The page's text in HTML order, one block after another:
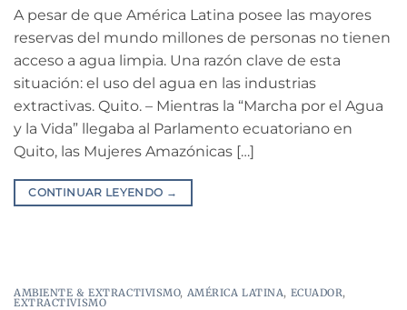
A pesar de que América Latina posee las mayores
reservas del mundo millones de personas no tienen
acceso a agua limpia. Una razón clave de esta
situación: el uso del agua en las industrias
extractivas. Quito. – Mientras la “Marcha por el Agua
y la Vida” llegaba al Parlamento ecuatoriano en
Quito, las Mujeres Amazónicas […]
CONTINUAR LEYENDO →
AMBIENTE & EXTRACTIVISMO, AMÉRICA LATINA, ECUADOR,
EXTRACTIVISMO